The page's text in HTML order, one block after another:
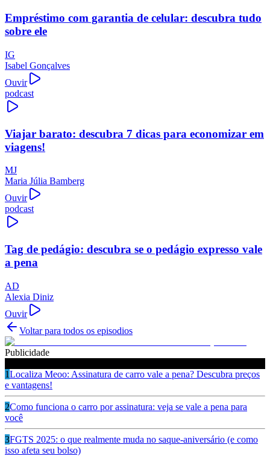
Empréstimo com garantia de celular: descubra tudo
sobre ele
IG
Isabel Gonçalves
Ouvir
podcast
Viajar barato: descubra 7 dicas para economizar em
viagens!
MJ
Maria Júlia Bamberg
Ouvir
podcast
Tag de pedágio: descubra se o pedágio expresso vale
a pena
AD
Alexia Diniz
Ouvir
Voltar para todos os episodios
Publicidade
1Localiza Meoo: Assinatura de carro vale a pena? Descubra preços
e vantagens!
2Como funciona o carro por assinatura: veja se vale a pena para
você
3FGTS 2025: o que realmente muda no saque-aniversário (e como
isso afeta seu bolso)